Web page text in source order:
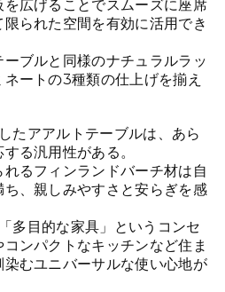
広げることでスムーズに座席
られた空間を有効に活用でき
ブルと同様のナチュラルラッ
ートの3種類の仕上げを揃え
アアルトテーブルは、あら
る汎用性がある。
るフィンランドバーチ材は自
、親しみやすさと安らぎを感
多目的な家具」というコンセ
ンパクトなキッチンなど住ま
むユニバーサルな使い心地が